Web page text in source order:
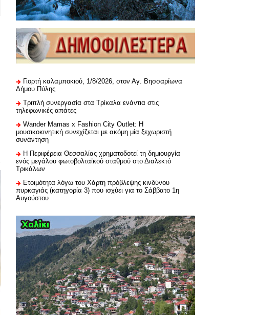
Γιορτή καλαμποκιού, 1/8/2026, στον Αγ. Βησσαρίωνα
Δήμου Πύλης
Τριπλή συνεργασία στα Τρίκαλα ενάντια στις
τηλεφωνικές απάτες
Wander Mamas x Fashion City Outlet: Η
μουσικοκινητική συνεχίζεται με ακόμη μία ξεχωριστή
συνάντηση
H Περιφέρεια Θεσσαλίας χρηματοδοτεί τη δημιουργία
ενός μεγάλου φωτοβολταϊκού σταθμού στο Διαλεκτό
Τρικάλων
Ετοιμότητα λόγω του Χάρτη πρόβλεψης κινδύνου
πυρκαγιάς (κατηγορία 3) που ισχύει για το Σάββατο 1η
Αυγούστου